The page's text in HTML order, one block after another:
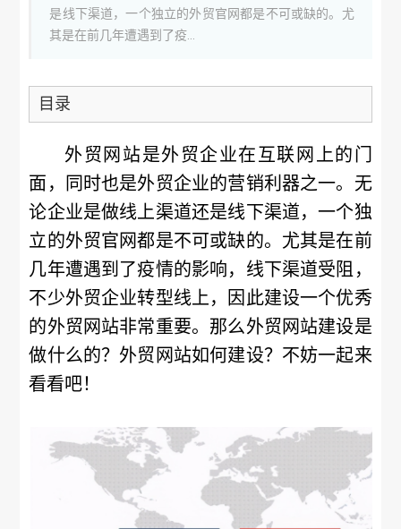
是线下渠道，一个独立的外贸官网都是不可或缺的。尤
其是在前几年遭遇到了疫...
目录
外贸网站是外贸企业在互联网上的门
面，同时也是外贸企业的营销利器之一。无
论企业是做线上渠道还是线下渠道，一个独
立的外贸官网都是不可或缺的。尤其是在前
几年遭遇到了疫情的影响，线下渠道受阻，
不少外贸企业转型线上，因此建设一个优秀
的外贸网站非常重要。那么外贸网站建设是
做什么的？外贸网站如何建设？不妨一起来
看看吧！